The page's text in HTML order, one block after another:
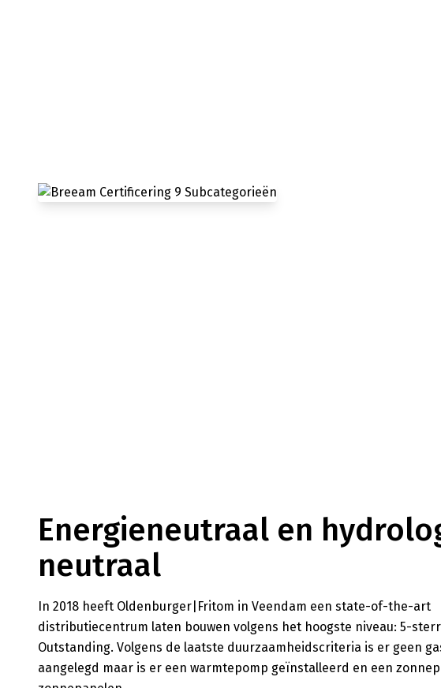
Energieneutraal en
neutraal
In 2018 heeft Oldenburger|Fritom in Veendam een state-of-the-art
distributiecentrum laten bouwen volgens het hoogste niveau: 5-
Outstanding. Volgens de laatste duurzaamheidscriteria is er geen
aangelegd maar is er een warmtepomp geïnstalleerd en een